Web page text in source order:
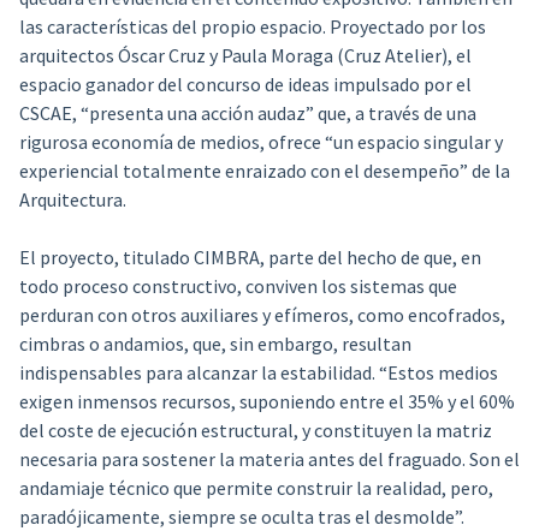
las características del propio espacio. Proyectado por los
arquitectos Óscar Cruz y Paula Moraga (Cruz Atelier), el
espacio ganador del concurso de ideas impulsado por el
CSCAE, “presenta una acción audaz” que, a través de una
rigurosa economía de medios, ofrece “un espacio singular y
experiencial totalmente enraizado con el desempeño” de la
Arquitectura.
El proyecto, titulado CIMBRA, parte del hecho de que, en
todo proceso constructivo, conviven los sistemas que
perduran con otros auxiliares y efímeros, como encofrados,
cimbras o andamios, que, sin embargo, resultan
indispensables para alcanzar la estabilidad. “Estos medios
exigen inmensos recursos, suponiendo entre el 35% y el 60%
del coste de ejecución estructural, y constituyen la matriz
necesaria para sostener la materia antes del fraguado. Son el
andamiaje técnico que permite construir la realidad, pero,
paradójicamente, siempre se oculta tras el desmolde”.